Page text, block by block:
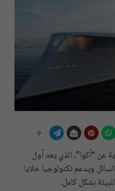
“أكوا”، الذي يعد أول
ويدعم تكنولوجيا خلايا
بشكل كامل.